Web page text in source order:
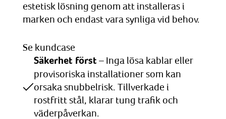
estetisk lösning genom att installeras i
marken och endast vara synliga vid behov.
Se kundcase
Säkerhet först– Inga lösa kablar eller
provisoriska installationer som kan
orsaka snubbelrisk. Tillverkade i
rostfritt stål, klarar tung trafik och
väderpåverkan.